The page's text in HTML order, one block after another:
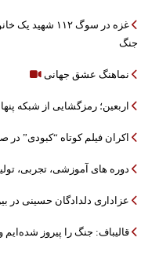
غزه در سوگ ۱۱۲
جنگ
نماهنگ عشق جهانی
اربعین؛ رمزگشایی از شبکه
اکران فیلم کوتاه “کبودی” در
دوره های آموزشی، تجربی،
عزاداری دلدادگان حسینی در
قالیباف: جنگ را پیروز شده‌ایم